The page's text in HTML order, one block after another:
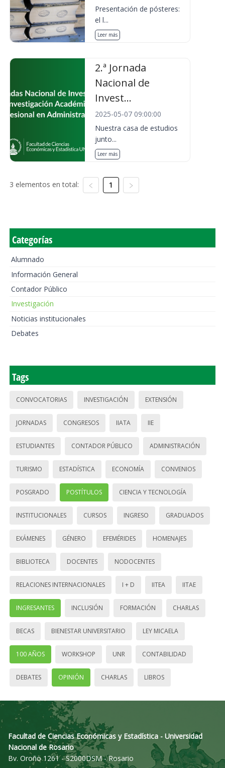
Presentación de pósteres:
el l...
Leer más
2.ª Jornada
Nacional de
Invest...
2025-05-07 09:00:00
Nuestra casa de estudios
junto...
Leer más
3 elementos en total: 1
Categorías
Alumnado
Información General
Contador Público
Investigación
Noticias institucionales
Debates
Tags
CONVOCATORIAS INVESTIGACIÓN EXTENSIÓN
JORNADAS CONGRESOS IIATA IIE
ESTUDIANTES CONTADOR PÚBLICO ADMINISTRACIÓN
TURISMO ESTADÍSTICA ECONOMÍA CONVENIOS
POSGRADO POSTÍTULOS CIENCIA Y TECNOLOGÍA
INSTITUCIONALES CURSOS INGRESO GRADUADOS
EXÁMENES GÉNERO EFEMÉRIDES HOMENAJES
BIBLIOTECA DOCENTES NODOCENTES
RELACIONES INTERNACIONALES I + D IITEA IITAE
INGRESANTES INCLUSIÓN FORMACIÓN CHARLAS
BECAS BIENESTAR UNIVERSITARIO LEY MICAELA
100 AÑOS WORKSHOP UNR CONTABILIDAD
DEBATES OPINIÓN CHARLAS LIBROS
Facultad de Ciencias Económicas y Estadística - Universidad
Nacional de Rosario
Bv. Oroño 1261 - S2000DSM - Rosario